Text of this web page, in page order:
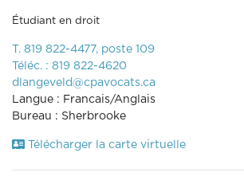
Étudiant en droit
T. 819 822-4477, poste 109
Téléc. : 819 822-4620
dlangeveld@cpavocats.ca
Langue : Francais/Anglais
Bureau : Sherbrooke
Télécharger la carte virtuelle